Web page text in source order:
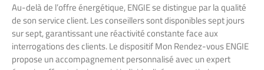
Au-delà de l’offre énergétique, ENGIE se distingue par la qualité
de son service client. Les conseillers sont disponibles sept jours
sur sept, garantissant une réactivité constante face aux
interrogations des clients. Le dispositif Mon Rendez-vous ENGIE
propose un accompagnement personnalisé avec un expert